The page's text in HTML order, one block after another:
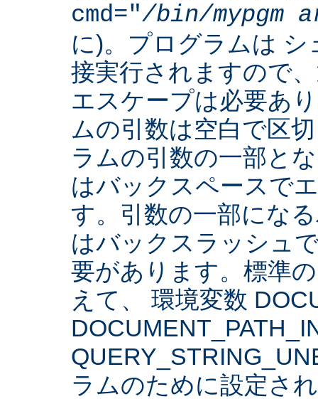
cmd="/bin/mypgm
に)。プログラムは
接実行されますので
エスケープは必要あ
ムの引数は空白で区
ラムの引数の一部と
はバックスペースで
す。引数の一部にな
はバックスラッシュ
要があります。標準
えて、 環境変数
ラムのために設定さ